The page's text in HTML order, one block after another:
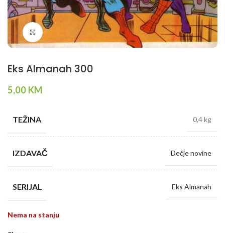
Klikni da povečaš
Eks Almanah 300
5,00 KM
TEŽINA 0,4 kg
IZDAVAČ Dečje novine
SERIJAL Eks Almanah
Nema na stanju